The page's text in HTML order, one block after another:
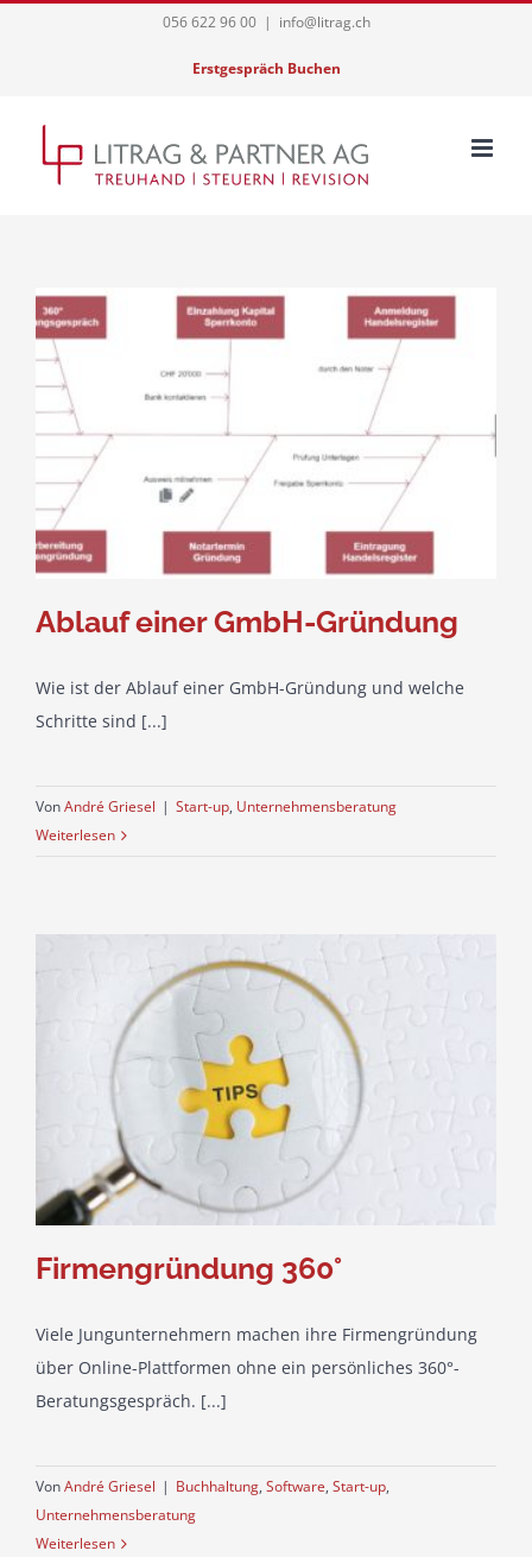
056 622 96 00 | info@litrag.ch
Erstgespräch Buchen
Ablauf einer GmbH-Gründung
Wie ist der Ablauf einer GmbH-Gründung und welche
Schritte sind [...]
VonAndré Griesel | Start-up, Unternehmensberatung
Weiterlesen
Firmengründung 360°
Viele Jungunternehmern machen ihre Firmengründung
über Online-Plattformen ohne ein persönliches 360°-
Beratungsgespräch. [...]
VonAndré Griesel | Buchhaltung, Software, Start-up,
Unternehmensberatung
Weiterlesen